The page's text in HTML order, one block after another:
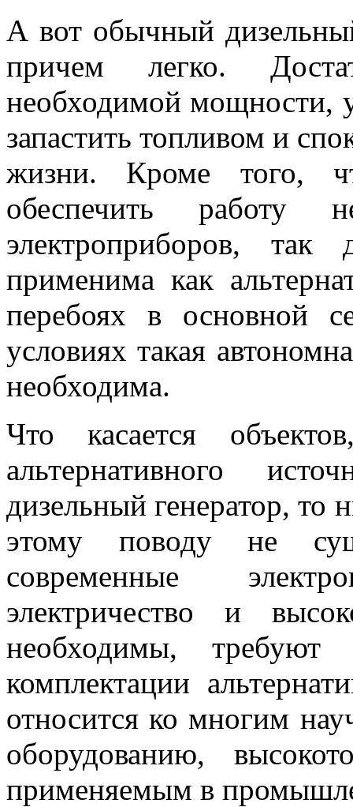
А вот обычный
причем легко.
необходимой мощности,
запастить топливом и
жизни. Кроме того,
обеспечить
электроприборов, так
применима как
перебоях в основной
условиях такая
необходима.
Что касается
альтернативного
дизельный генератор, то
этому поводу не
современные
электричество и
необходимы, требуют
комплектации
относится ко многим
оборудованию,
применяемым в